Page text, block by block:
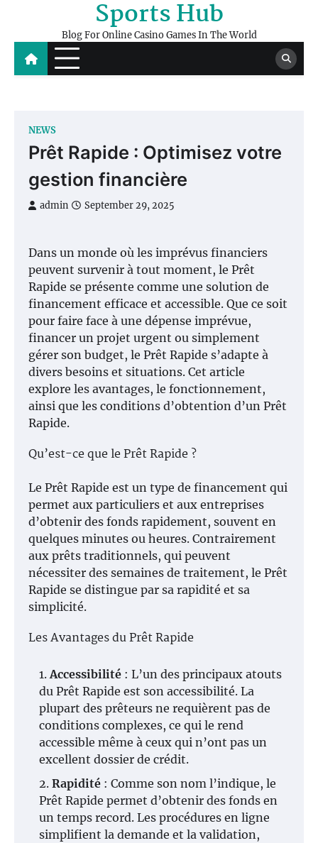
content
Sports Hub
Blog For Online Casino Games In The World
NEWS
Prêt Rapide : Optimisez votre
gestion financière
admin September 29, 2025
Dans un monde où les imprévus financiers
peuvent survenir à tout moment, le Prêt
Rapide se présente comme une solution de
financement efficace et accessible. Que ce soit
pour faire face à une dépense imprévue,
financer un projet urgent ou simplement
gérer son budget, le Prêt Rapide s’adapte à
divers besoins et situations. Cet article
explore les avantages, le fonctionnement,
ainsi que les conditions d’obtention d’un Prêt
Rapide.
Qu’est-ce que le Prêt Rapide ?
Le Prêt Rapide est un type de financement qui
permet aux particuliers et aux entreprises
d’obtenir des fonds rapidement, souvent en
quelques minutes ou heures. Contrairement
aux prêts traditionnels, qui peuvent
nécessiter des semaines de traitement, le Prêt
Rapide se distingue par sa rapidité et sa
simplicité.
Les Avantages du Prêt Rapide
Accessibilité : L’un des principaux atouts
du Prêt Rapide est son accessibilité. La
plupart des prêteurs ne requièrent pas de
conditions complexes, ce qui le rend
accessible même à ceux qui n’ont pas un
excellent dossier de crédit.
Rapidité : Comme son nom l’indique, le
Prêt Rapide permet d’obtenir des fonds en
un temps record. Les procédures en ligne
simplifient la demande et la validation,